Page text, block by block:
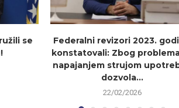
se
Federalni revizori 2023.
konstatovali: Zbog
napajanjem strujom
dozvola...
22/02/2026